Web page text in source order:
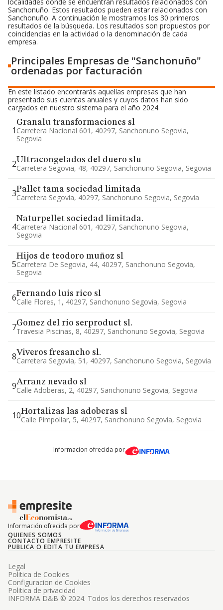
Sanchonuño. Estos resultados pueden estar relacionados con
Sanchonuño. A continuación le mostramos los 30 primeros
resultados de la búsqueda. Los resultados son propuestos por
coincidencias en la actividad o la denominación de cada
empresa.
Principales Empresas de "Sanchonuño"
ordenadas por facturación
En este listado encontrarás aquellas empresas que han
presentado sus cuentas anuales y cuyos datos han sido
cargados en nuestro sistema para el año 2024.
1
Granalu transformaciones sl
Carretera Nacional 601, 40297, Sanchonuno Segovia,
Segovia
2Ultracongelados del duero slu
Carretera Segovia, 48, 40297, Sanchonuno Segovia, Segovia
3Pallet tama sociedad limitada
Carretera Segovia, 40297, Sanchonuno Segovia, Segovia
4
Naturpellet sociedad limitada.
Carretera Nacional 601, 40297, Sanchonuno Segovia,
Segovia
5
Hijos de teodoro muñoz sl
Carretera De Segovia, 44, 40297, Sanchonuno Segovia,
Segovia
6Fernando luis rico sl
Calle Flores, 1, 40297, Sanchonuno Segovia, Segovia
7Gomez del rio serproduct sl.
Travesia Piscinas, 8, 40297, Sanchonuno Segovia, Segovia
8Viveros fresancho sl.
Carretera Segovia, 51, 40297, Sanchonuno Segovia, Segovia
9Arranz nevado sl
Calle Adoberas, 2, 40297, Sanchonuno Segovia, Segovia
10Hortalizas las adoberas sl
Calle Pimpollar, 5, 40297, Sanchonuno Segovia, Segovia
Informacion ofrecida por
Información ofrecida por
QUIENES SOMOS
CONTACTO EMPRESITE
PUBLICA O EDITA TU EMPRESA
INFORMA D&B © 2024. Todos los derechos reservados
Legal
Politica de Cookies
Configuracion de Cookies
Politica de privacidad